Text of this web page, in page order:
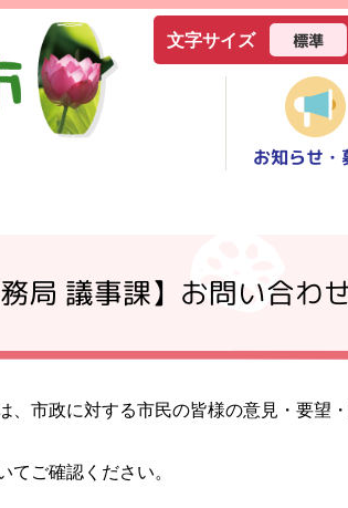
文字サイズ 標準
お知らせ・
局 議事課】お問い合わ
、市政に対する市民の皆様の意見・要
てご確認ください。